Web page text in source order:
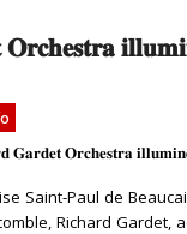
𝐆𝐚𝐫𝐝𝐞𝐭 𝐎𝐫𝐜𝐡𝐞𝐬𝐭𝐫𝐚
Saint-Paul de
Richard